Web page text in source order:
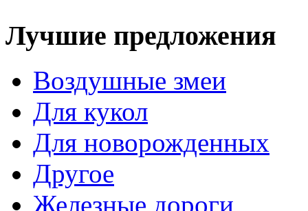
Лучшие предложения
Воздушные змеи
Для кукол
Для новорожденных
Другое
Железные дороги